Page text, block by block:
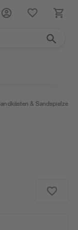
& Sandspielzeug